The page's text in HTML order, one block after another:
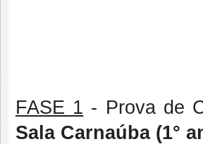
FASE 1 - Prova de
Sala Carnaúba (1°